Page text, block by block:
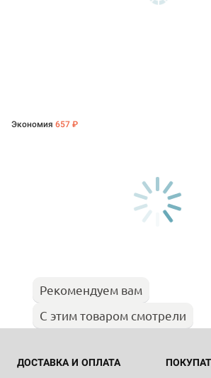
Экономия 657 ₽
Рекомендуем вам
С этим товаром смотрели
ДОСТАВКА И ОПЛАТА